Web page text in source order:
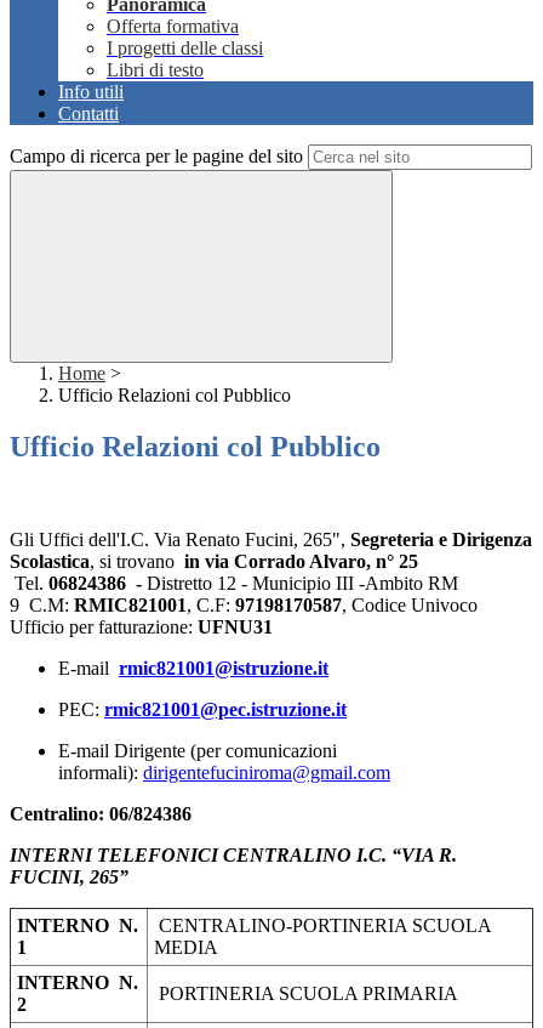
Panoramica
Offerta formativa
I progetti delle classi
Libri di testo
Info utili
Contatti
Campo di ricerca per le pagine del sito
Home >
Ufficio Relazioni col Pubblico
Ufficio Relazioni col Pubblico
Gli Uffici dell'I.C. Via Renato Fucini, 265", Segreteria e Dirigenza
Scolastica, si trovano in via Corrado Alvaro, n° 25
Tel. 06824386 - Distretto 12 - Municipio III -Ambito RM
9 C.M: RMIC821001, C.F: 97198170587, Codice Univoco
Ufficio per fatturazione: UFNU31
E-mail rmic821001@istruzione.it
PEC: rmic821001@pec.istruzione.it
E-mail Dirigente (per comunicazioni
informali): dirigentefuciniroma@gmail.com
Centralino: 06/824386
INTERNI TELEFONICI CENTRALINO I.C. “VIA R.
FUCINI, 265”
INTERNO N.
1
CENTRALINO-PORTINERIA SCUOLA
MEDIA
INTERNO N.
2
PORTINERIA SCUOLA PRIMARIA